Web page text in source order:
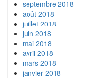
septembre 2018
août 2018
juillet 2018
juin 2018
mai 2018
avril 2018
mars 2018
janvier 2018